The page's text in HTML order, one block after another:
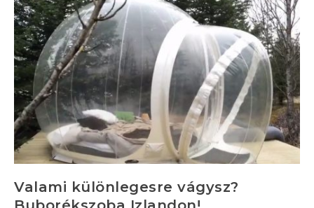
Valami különlegesre vágysz?